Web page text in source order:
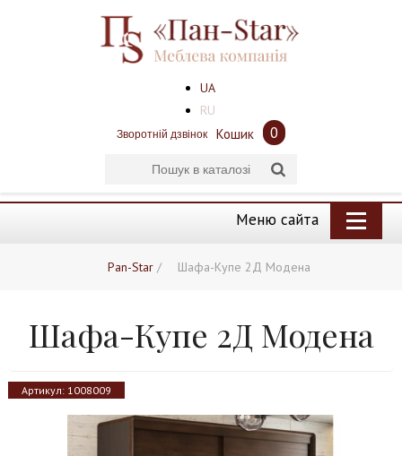
UA
RU
Зворотній дзвінок Кошик 0
Меню сайта
Pan-Star / Шафа-Купе 2Д Модена
Шафа-Купе 2Д Модена
Артикул: 1008009